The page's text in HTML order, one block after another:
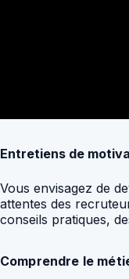
Entretiens de
Vous envisagez de
attentes des
conseils pratiques,
Comprendre le